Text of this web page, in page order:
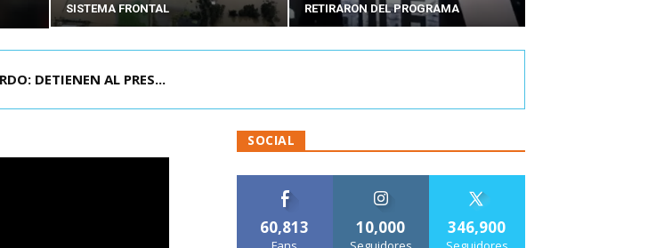
SISTEMA FRONTAL
RETIRARON DEL PROGRAMA
DETIENEN AL PRES...
SOCIAL
60,813 10,000 346,900